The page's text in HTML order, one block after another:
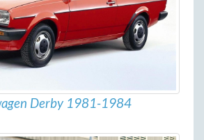
Derby 1981-1984